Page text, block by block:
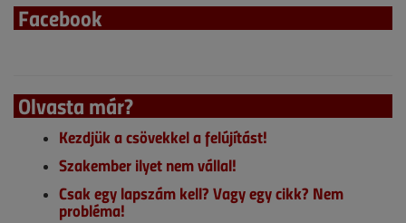
Facebook
Olvasta már?
Kezdjük a csövekkel a felújítást!
Szakember ilyet nem vállal!
Csak egy lapszám kell? Vagy egy cikk? Nem
probléma!